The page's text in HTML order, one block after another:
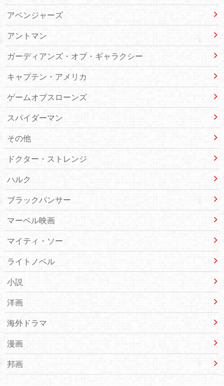
アベンジャーズ
アントマン
ガーディアンズ・オブ・ギャラクシー
キャプテン・アメリカ
ゲームオブスローンズ
スパイダーマン
その他
ドクター・ストレンジ
ハルク
ブラックパンサー
マーベル映画
マイティ・ソー
ライトノベル
小説
洋画
海外ドラマ
漫画
邦画